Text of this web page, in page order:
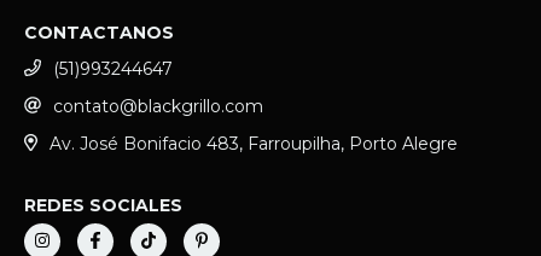
CONTACTANOS
(51)993244647
contato@blackgrillo.com
Av. José Bonifacio 483, Farroupilha, Porto Alegre
REDES SOCIALES